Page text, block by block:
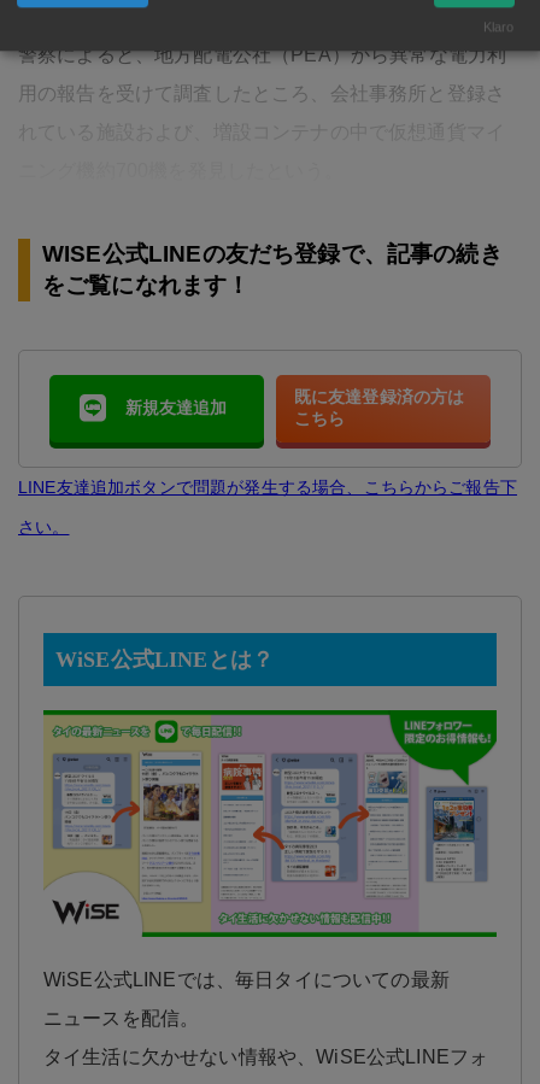
警察によると、地方配電公社（PEA）から異常な電力利
用の報告を受けて調査したところ、会社事務所と登録さ
WISE公式LINEの友だち登録で、記事の続き
をご覧になれます！
新規友達追加
既に友達登録済の方は
こちら
LINE友達追加ボタンで問題が発生する場合、こちらからご報告下
さい。
WiSE公式LINEとは？
WiSE公式LINEでは、毎日タイについての最新
ニュースを配信。
タイ生活に欠かせない情報や、WiSE公式LINEフォ
Klaro